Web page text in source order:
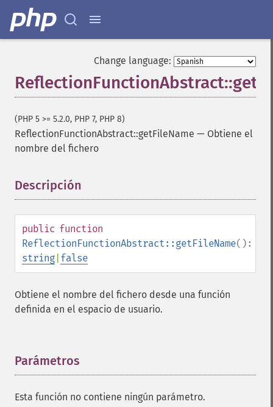
Change language:
(PHP 5 >= 5.2.0, PHP 7, PHP 8)
ReflectionFunctionAbstract::getFileName — Obtiene el
nombre del fichero
Descripción
public function
ReflectionFunctionAbstract::getFileName():
string false
Obtiene el nombre del fichero desde una función
definida en el espacio de usuario.
Parámetros
Esta función no contiene ningún parámetro.